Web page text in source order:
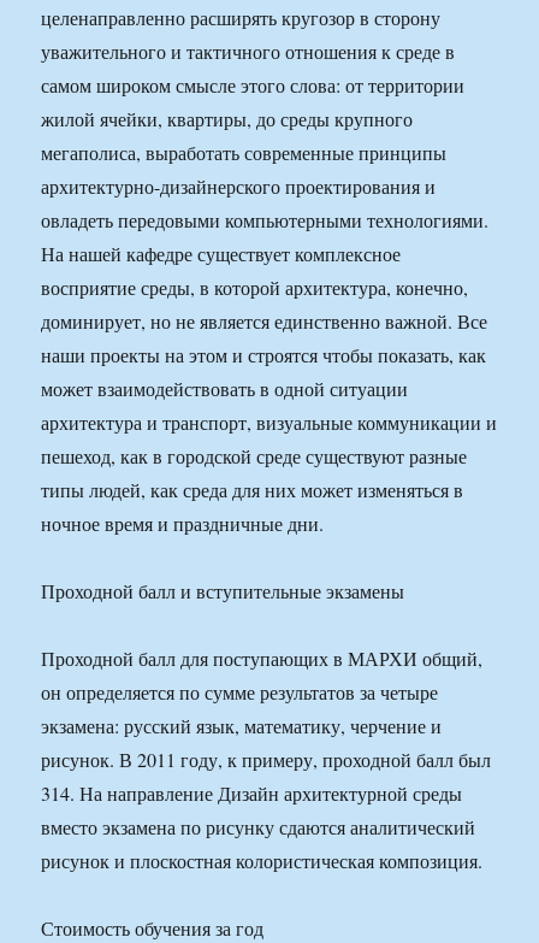
целенаправленно расширять кругозор в сторону
уважительного и тактичного отношения к среде в
самом широком смысле этого слова: от территории
жилой ячейки, квартиры, до среды крупного
мегаполиса, выработать современные принципы
архитектурно-дизайнерского проектирования и
овладеть передовыми компьютерными технологиями.
На нашей кафедре существует комплексное
восприятие среды, в которой архитектура, конечно,
доминирует, но не является единственно важной. Все
наши проекты на этом и строятся чтобы показать, как
может взаимодействовать в одной ситуации
архитектура и транспорт, визуальные коммуникации и
пешеход, как в городской среде существуют разные
типы людей, как среда для них может изменяться в
ночное время и праздничные дни.
Проходной балл и вступительные экзамены
Проходной балл для поступающих в МАРХИ общий,
он определяется по сумме результатов за четыре
экзамена: русский язык, математику, черчение и
рисунок. В 2011 году, к примеру, проходной балл был
314. На направление Дизайн архитектурной среды
вместо экзамена по рисунку сдаются аналитический
рисунок и плоскостная колористическая композиция.
Стоимость обучения за год